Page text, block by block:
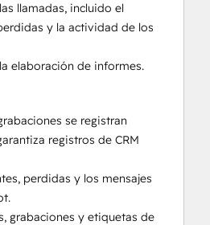
llamadas, incluido el
y la actividad de los
elaboración de informes.
se registran
registros de CRM
perdidas y los mensajes
grabaciones y etiquetas de